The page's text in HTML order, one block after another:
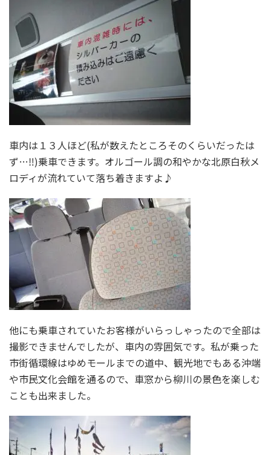
車内は１３人ほど(私が数えたところそのくらいだったは
ず…‼)乗車できます。オルゴール調の和やかな北原白秋メ
ロディが流れていて落ち着きますよ♪
他にも乗車されていたお客様がいらっしゃったので全部は
撮影できませんでしたが、車内の雰囲気です。私が乗った
市街循環線はゆめモールまでの道中、観光地でもある沖端
や市民文化会館を通るので、車窓から柳川の景色を楽しむ
ことも出来ました。